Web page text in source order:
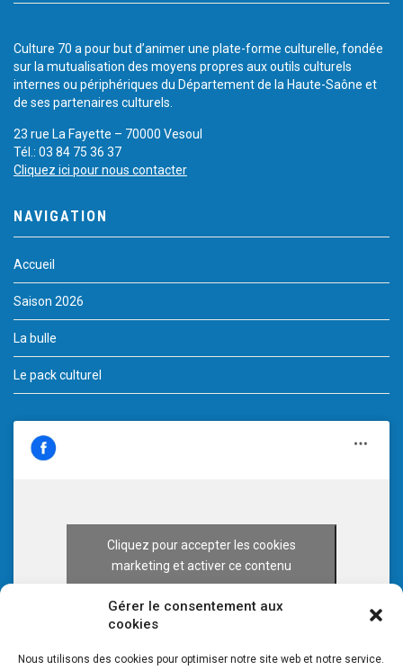
Gérer le consentement aux
cookies
Nous utilisons des cookies pour optimiser notre site web et notre service.
Culture 70 a pour but d’animer une plate-forme culturelle, fondée
sur la mutualisation des moyens propres aux outils culturels
internes ou périphériques du Département de la Haute-Saône et
de ses partenaires culturels.
23 rue La Fayette – 70000 Vesoul
Tél.: 03 84 75 36 37
Cliquez ici pour nous contacter
NAVIGATION
Accueil
Saison 2026
La bulle
Le pack culturel
Cliquez pour accepter les cookies
marketing et activer ce contenu